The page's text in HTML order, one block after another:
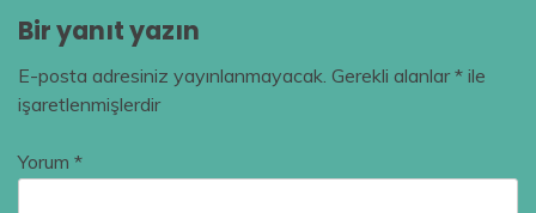
Bir yanıt yazın
E-posta adresiniz yayınlanmayacak. Gerekli alanlar* ile
işaretlenmişlerdir
Yorum *